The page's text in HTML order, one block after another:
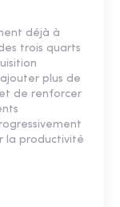
déjà à
trois quarts
plus de
de renforcer
la productivité